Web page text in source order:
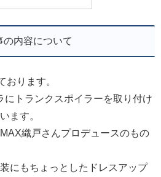
の内容について
おります。
にトランクスポイラーを取り付け
ます。
織戸さんプロデュースのもの
にもちょっとしたドレスアップ